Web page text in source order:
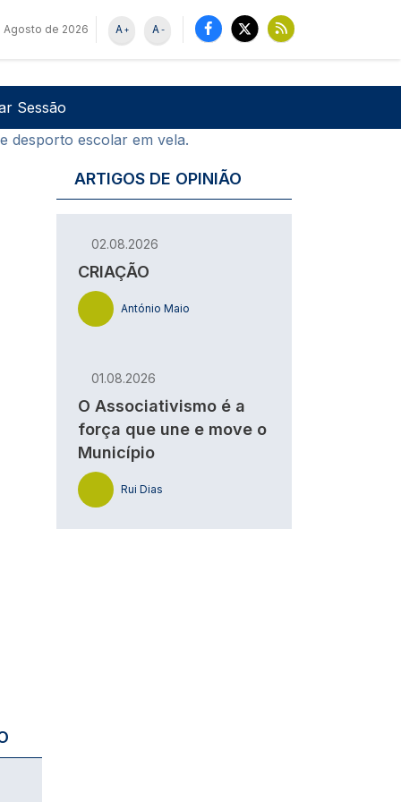
Agosto de 2026 -
A
+
A
de utilizador
Sessão
desporto escolar em vela.
ARTIGOS DE OPINIÃO
02.08.2026
CRIAÇÃO
António Maio
01.08.2026
O Associativismo é a
força que une e move o
Município
Rui Dias